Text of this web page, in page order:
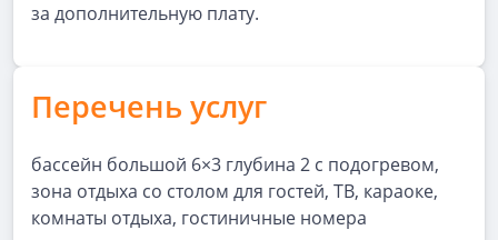
за дополнительную плату.
Перечень услуг
бассейн большой 6×3 глубина 2 с подогревом,
зона отдыха со столом для гостей, ТВ, караоке,
комнаты отдыха, гостиничные номера